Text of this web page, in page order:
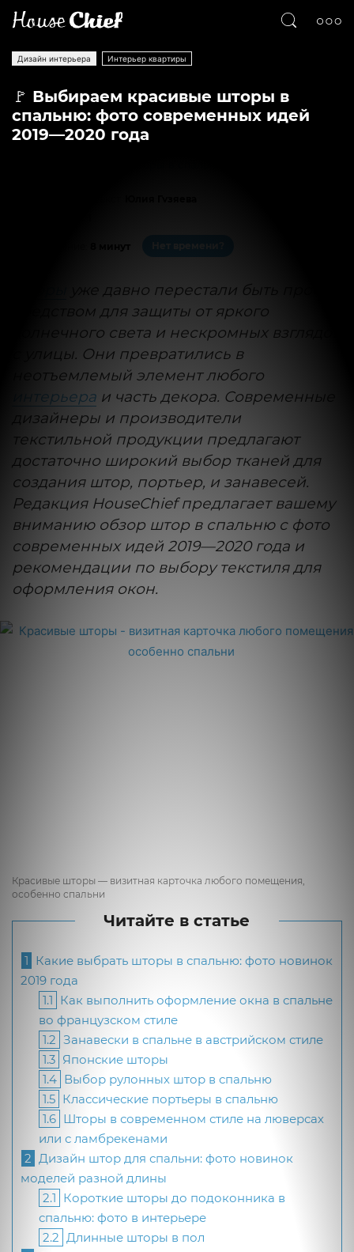
Дизайн интерьера Интерьер квартиры
🚩 Выбираем красивые шторы в
спальню: фото современных идей
2019—2020 года
уже давно перестали быть просто
средством для защиты от яркого
солнечного света и нескромных взглядов
с улицы. Они превратились в
неотъемлемый элемент любого
интерьера и часть декора. Современные
дизайнеры и производители
текстильной продукции предлагают
достаточно широкий выбор тканей для
создания штор, портьер, и занавесей.
Редакция HouseChief предлагает вашему
вниманию обзор штор в спальню с фото
современных идей 2019—2020 года и
рекомендации по выбору текстиля для
оформления окон.
Красивые шторы — визитная карточка любого помещения,
особенно спальни
Читайте в статье
1 Какие выбрать шторы в спальню: фото новинок
2019 года
1.1 Как выполнить оформление окна в спальне
во французском стиле
1.2 Занавески в спальне в австрийском стиле
1.3 Японские шторы
1.4 Выбор рулонных штор в спальню
1.5 Классические портьеры в спальню
1.6 Шторы в современном стиле на люверсах
или с ламбрекенами
2 Дизайн штор для спальни: фото новинок
моделей разной длины
2.1 Короткие шторы до подоконника в
спальню: фото в интерьере
2.2 Длинные шторы в пол